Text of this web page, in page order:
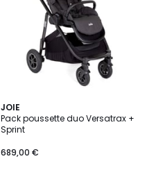
JOIE
Pack poussette duo Versatrax +
Sprint
689,00 €